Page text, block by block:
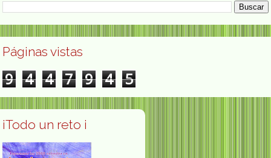
Páginas vistas
9 4 4 7 9 4 5
¡Todo un reto ¡